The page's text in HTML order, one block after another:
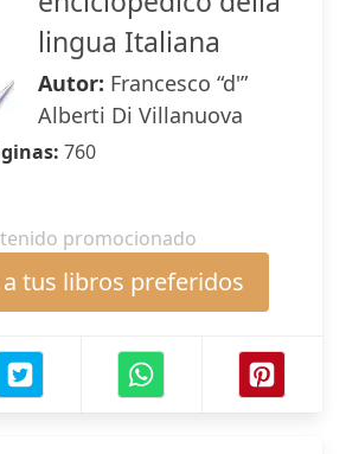
lingua Italiana
Autor: Francesco “d'”
Alberti Di Villanuova
760
promocionado
tus libros preferidos